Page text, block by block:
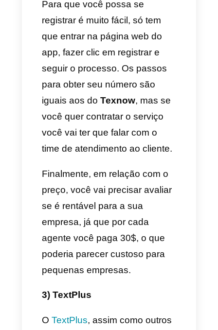
deseja se registrar: e-mail ou
através de uma conta do
Google ou Facebook.
d) Uma vez registrado,
selecione a opção de
“configuração”
para começar.
e) Autorize as permissões ao
aplicativo para poder realizar
ligações e receber mensagens.
f) Proceda a eleger o número
virtual e uma vez pronto, já
2) Aircall